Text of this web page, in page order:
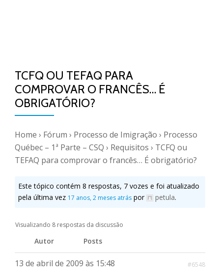
TCFQ OU TEFAQ PARA
COMPROVAR O FRANCÊS… É
OBRIGATÓRIO?
Home › Fórum › Processo de Imigração › Processo
Québec – 1ª Parte – CSQ › Requisitos › TCFQ ou
TEFAQ para comprovar o francês… É obrigatório?
Este tópico contém 8 respostas, 7 vozes e foi atualizado
pela última vez 17 anos, 2 meses atrás por petula.
Visualizando 8 respostas da discussão
Autor Posts
13 de abril de 2009 às 15:48 #6548